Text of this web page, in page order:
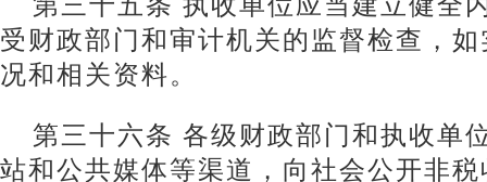
受财政部门和审计机关的监督检查，
况和相关资料。
第三十六条 各级财政部门和执收单
站和公共媒体等渠道，向社会公开非